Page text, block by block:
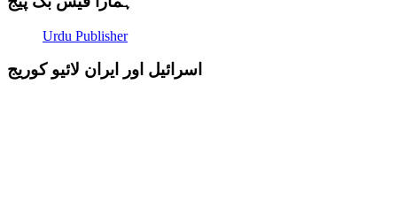
Urdu Publisher
اسرائیل اور ایران لائیو کوریج